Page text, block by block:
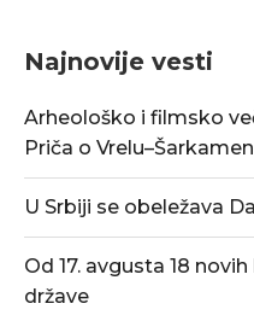
Najnovije vesti
Arheološko i filmsko
Priča o
U Srbiji se obeležava
Od 17. avgusta 18
države